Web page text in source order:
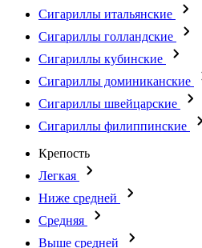
Сигариллы итальянские
Сигариллы голландские
Сигариллы кубинские
Сигариллы доминиканские
Сигариллы швейцарские
Сигариллы филиппинские
Крепость
Легкая
Ниже средней
Средняя
Выше средней